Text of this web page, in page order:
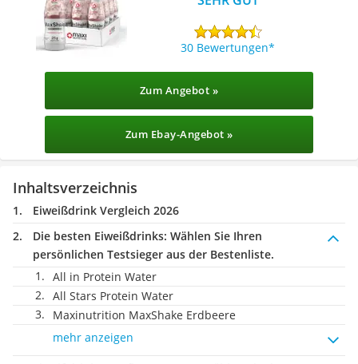
30 Bewertungen
Zum Angebot »
Zum Ebay-Angebot »
Inhaltsverzeichnis
Eiweißdrink Vergleich 2026
Die besten Eiweißdrinks: Wählen Sie Ihren
persönlichen Testsieger aus der Bestenliste.
All in Protein Water
All Stars Protein Water
Maxinutrition MaxShake Erdbeere
mehr anzeigen